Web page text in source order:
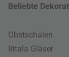
Beliebte
Obstschalen
Iittala Gläser